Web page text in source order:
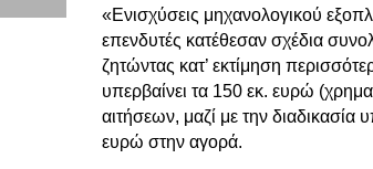
«Ενισχύσεις μηχανολογικού
επενδυτές κατέθεσαν σχέδια
ζητώντας κατ’ εκτίμηση
υπερβαίνει τα 150 εκ. ευρώ
αιτήσεων, μαζί με την
ευρώ στην αγορά.